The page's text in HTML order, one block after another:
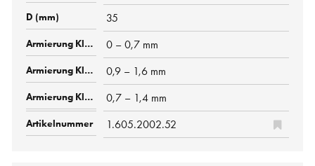
35
0 – 0,7 mm
0,9 – 1,6 mm
0,7 – 1,4 mm
1.605.2002.52